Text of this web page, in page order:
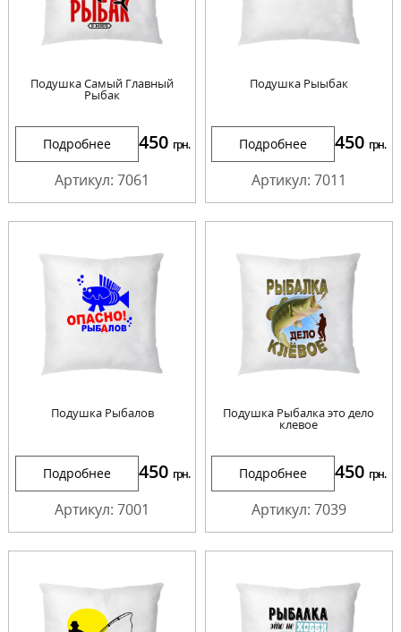
Подушка Самый Главный
Рыбак
Подробнее 450 грн.
Артикул: 7061
Подушка Рыыбак
Подробнее 450 грн.
Артикул: 7011
Подушка Рыбалов
Подробнее 450 грн.
Артикул: 7001
Подушка Рыбалка это дело
клевое
Подробнее 450 грн.
Артикул: 7039